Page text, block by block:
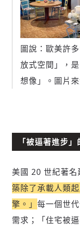
近期曾送禮給
可送禮額度：0
發送禮物
將此
再
圖說：歐美許
放式空間」，
想像」。圖片
「被逼著進步
美國 20 世紀著
築除了承載人類
擎。」 每一個世
需求；「住宅被
留言連結
運用段落
多元領域
討論聚焦
觀點，以
避免不理
同，而使
禁止歧視
選擇留言文
留言文
留言文
成
✓
已經